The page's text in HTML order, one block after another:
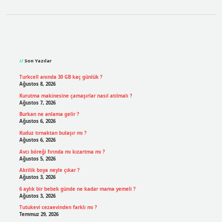
Son Yazılar
Turkcell anında 30 GB kaç günlük ?
Ağustos 8, 2026
Kurutma makinesine çamaşırlar nasıl atılmalı ?
Ağustos 7, 2026
Burkan ne anlama gelir ?
Ağustos 6, 2026
Kuduz tırnaktan bulaşır mı ?
Ağustos 6, 2026
Avcı böreği fırında mı kızartma mı ?
Ağustos 5, 2026
Akrilik boya neyle çıkar ?
Ağustos 3, 2026
6 aylık bir bebek günde ne kadar mama yemeli ?
Ağustos 3, 2026
Tutukevi cezaevinden farklı mı ?
Temmuz 29, 2026